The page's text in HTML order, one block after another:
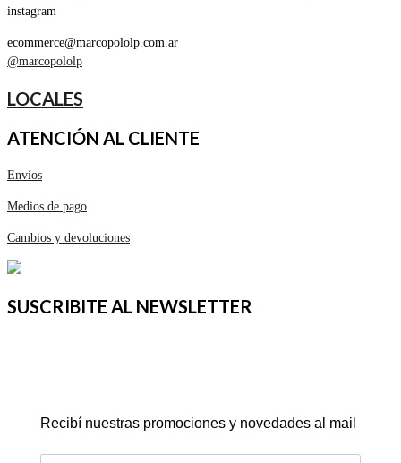
instagram
ecommerce@marcopololp.com.ar
@marcopololp
LOCALES
ATENCIÓN AL CLIENTE
Envíos
Medios de pago
Cambios y devoluciones
SUSCRIBITE AL NEWSLETTER
Recibí nuestras promociones y novedades al mail